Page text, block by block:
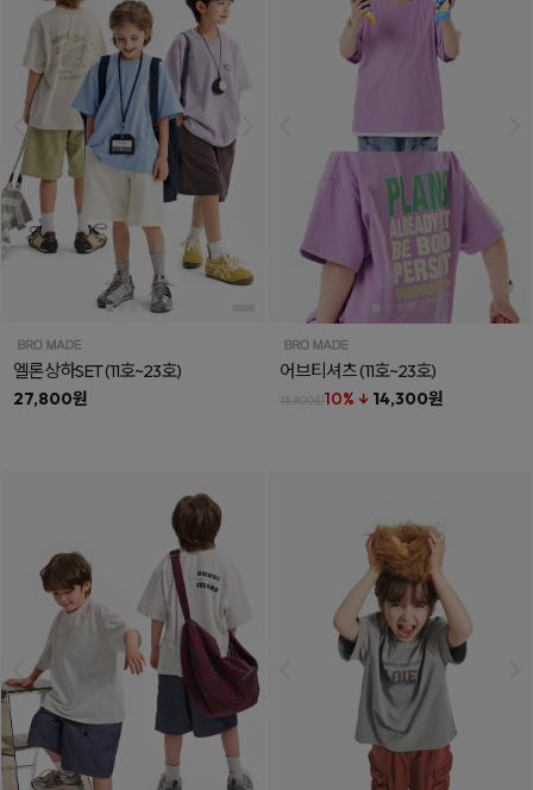
엘론상하SET(11호~23호)
27,800원
어브티셔츠(11호~23호)
15,800원10% ↓ 14,300원